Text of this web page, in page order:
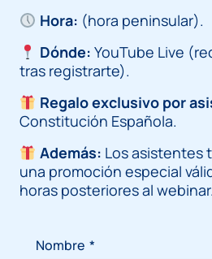
Hora: (hora peninsular).
Dónde: YouTube Live
tras registrarte).
Regalo exclusivo por
Constitución Española.
Además: Los asistentes
una promoción especial
horas posteriores al webinar.
Nombre